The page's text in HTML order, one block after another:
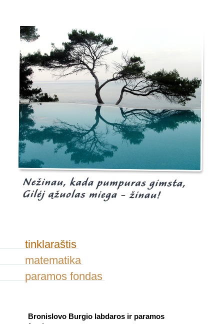
tinklaraštis
matematika
paramos fondas
Bronislovo Burgio labdaros ir paramos